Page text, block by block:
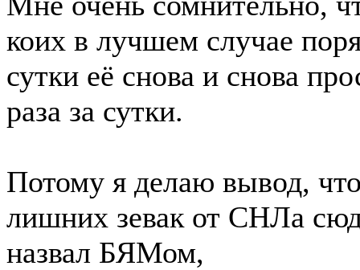
коих в лучшем случае
сутки её снова и снова
раза за сутки.
Потому я делаю вывод,
лишних зевак от СНЛа
назвал БЯМом,